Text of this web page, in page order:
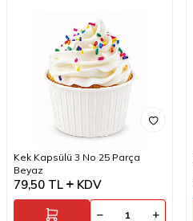
Kek Kapsülü 3 No 25 Parça
Beyaz
79,50 TL KDV